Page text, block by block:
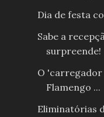
Dia de festa
Sabe a
surpreende!
O 'carregador
Flamengo ...
Eliminatórias